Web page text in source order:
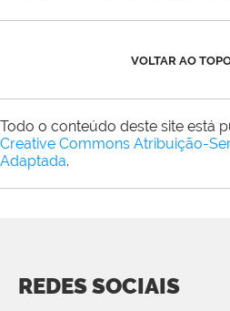
VOLTAR AO
Todo o conteúdo deste site está
Creative Commons Atribuição-
Adaptada.
REDES SOCIAIS